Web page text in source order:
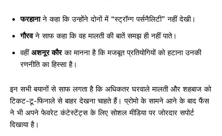
फरहानाने कहा कि उन्होंने दोनों में “स्ट्रॉन्ग पर्सनैलिटी” नहीं देखी।
गौरवने साफ कहा कि वह मालती की बातें समझ ही नहीं पाते।
वहींअशनूर कौरका मानना है कि मजबूत प्रतियोगियों को हटाना उनकी
रणनीति का हिस्सा है।
इन सभी बयानों से साफ लगता है कि अधिकतर घरवाले मालती और शहबाज को
टिकट-टू-फिनाले से बाहर देखना चाहते हैं। प्रोमो के सामने आने के बाद फैंस
ने भी अपने फेवरेट कंटेस्टेंट्स के लिए सोशल मीडिया पर जोरदार सपोर्ट
दिखाया है।